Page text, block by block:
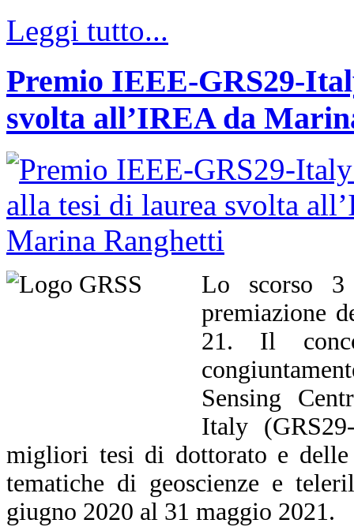
Leggi tutto...
Premio IEEE-GRS29-
svolta all’IREA da
Lo scorso
premiazione
21. Il
Sensing
Italy
migliori tesi di dottorato e
tematiche di geoscienze e
giugno 2020 al 31 maggio 2021.